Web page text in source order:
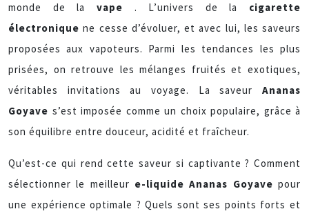
monde de la vape . L’univers de la cigarette
électroniquene cesse d’évoluer, et avec lui, les saveurs
proposées aux vapoteurs. Parmi les tendances les plus
prisées, on retrouve les mélanges fruités et exotiques,
véritables invitations au voyage. La saveur Ananas
Goyave s’est imposée comme un choix populaire, grâce à
son équilibre entre douceur, acidité et fraîcheur.
Qu’est-ce qui rend cette saveur si captivante ? Comment
sélectionner le meilleur e-liquide Ananas Goyave pour
une expérience optimale ? Quels sont ses points forts et